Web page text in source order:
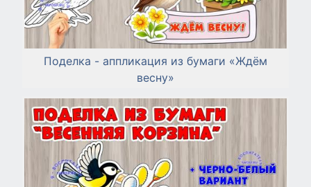
Поделка - аппликация из бумаги «Ждём
весну»